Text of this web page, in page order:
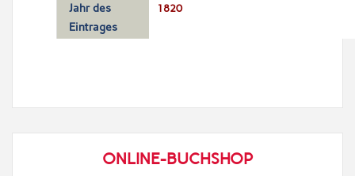
Jahr des
Eintrages
1820
ONLINE-BUCHSHOP